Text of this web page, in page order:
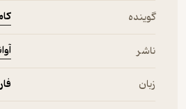
‌درباره‌ی کتاب صوتی موش‌ها و آدم‌ها
گوینده
ناشر
زبان